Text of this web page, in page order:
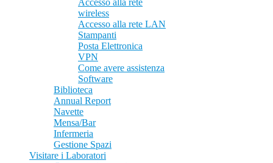
Accesso alla rete
wireless
Accesso alla rete LAN
Stampanti
Posta Elettronica
VPN
Come avere assistenza
Software
Biblioteca
Annual Report
Navette
Mensa/Bar
Infermeria
Gestione Spazi
Visitare i Laboratori